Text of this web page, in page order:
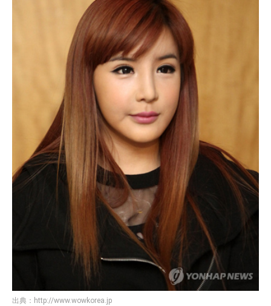
出典： http://www.wowkorea.jp